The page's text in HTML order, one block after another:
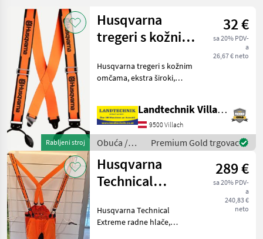
Kategorija 4 Država Filtri
TRENUTNA
STAZA
Ostalo
Obuca
Sumarska
Odjeca
Husqvarna
ODABERITE
KATEGORIJU
Husqvarna
Meindl
Poništi
Prikaži 8
rezultata
Rabljeni stroj
Husqvarna
tregeri s kožnim
32 €
sa 20% PDV-
a
26,67 € neto
Husqvarna tregeri s kožnim
omčama, ekstra široki,
hlačama Technical Extreme,
tehničkim hlačama za
motornu pilu, tehničkim že
Landtechnik Villach GmbH
9500 Villach
Obuća /
Husqvarna
Premium Gold trgovac
Husqvarna
Technical
289 €
sa 20% PDV-
a
240,83 €
neto
Husqvarna Technical
Extreme radne hlače,